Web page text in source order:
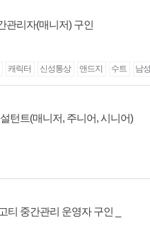
관리자(매니저) 구인
캐릭터 신성통상 앤드지 수트 남
턴트(매니저, 주니어, 시니어)
티 중간관리 운영자 구인 _